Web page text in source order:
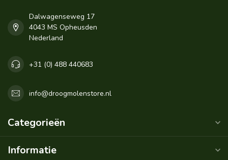
Dalwagenseweg 17
4043 MS Opheusden
Nederland
+31 (0) 488 440683
info@droogmolenstore.nl
Categorieën
Informatie